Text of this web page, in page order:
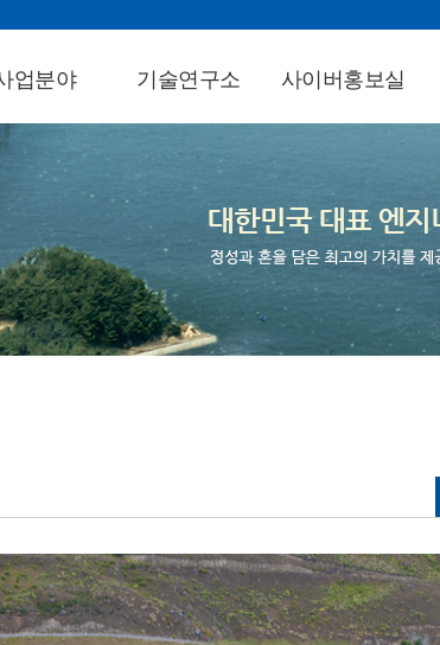
업분야
/공항
/교량
/터널
원부
계획
사업
기술연구소
연구개발실적
기술혁신활동
BIM&ICT센터
사이버홍보실
사회공헌
회사행사